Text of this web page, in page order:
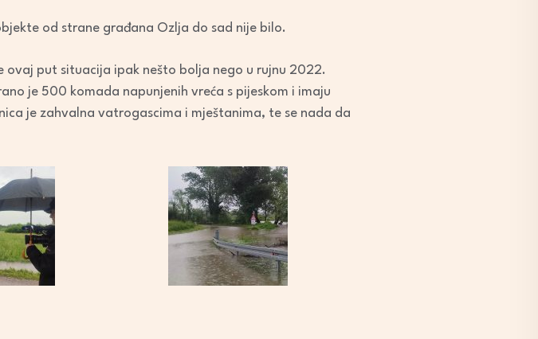
od strane građana Ozlja do sad nije bilo.
ovaj put situacija ipak nešto bolja nego u rujnu 2022.
je 500 komada napunjenih vreća s pijeskom i imaju
je zahvalna vatrogascima i mještanima, te se nada da